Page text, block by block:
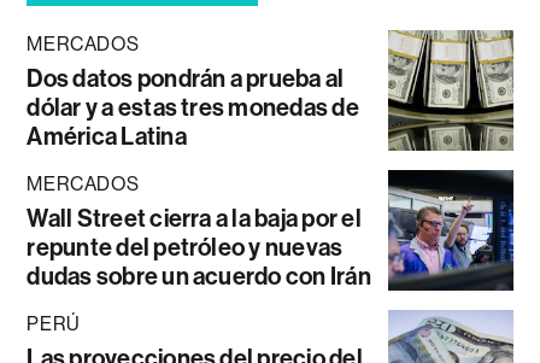
MERCADOS
Dos datos pondrán a prueba al
dólar y a estas tres monedas de
América Latina
MERCADOS
Wall Street cierra a la baja por el
repunte del petróleo y nuevas
dudas sobre un acuerdo con Irán
PERÚ